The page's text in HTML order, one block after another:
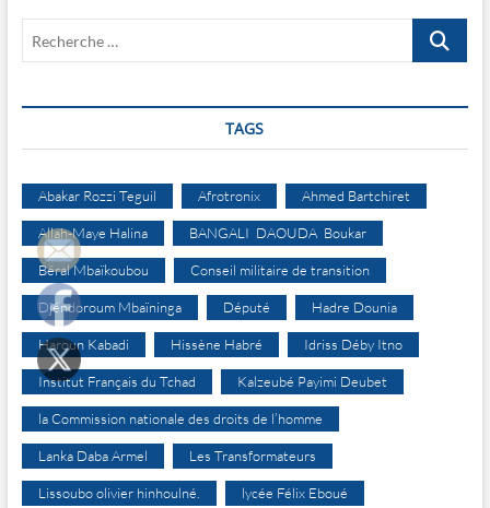
Recherche
TAGS
Abakar Rozzi Teguil Afrotronix Ahmed Bartchiret
Allah-Maye Halina BANGALI DAOUDA Boukar
Béral Mbaïkoubou Conseil militaire de transition
Djéndoroum Mbaïninga Député Hadre Dounia
Haroun Kabadi Hissène Habré Idriss Déby Itno
Institut Français du Tchad Kalzeubé Payimi Deubet
la Commission nationale des droits de l’homme
Lanka Daba Armel Les Transformateurs
Lissoubo olivier hinhoulné. lycée Félix Eboué